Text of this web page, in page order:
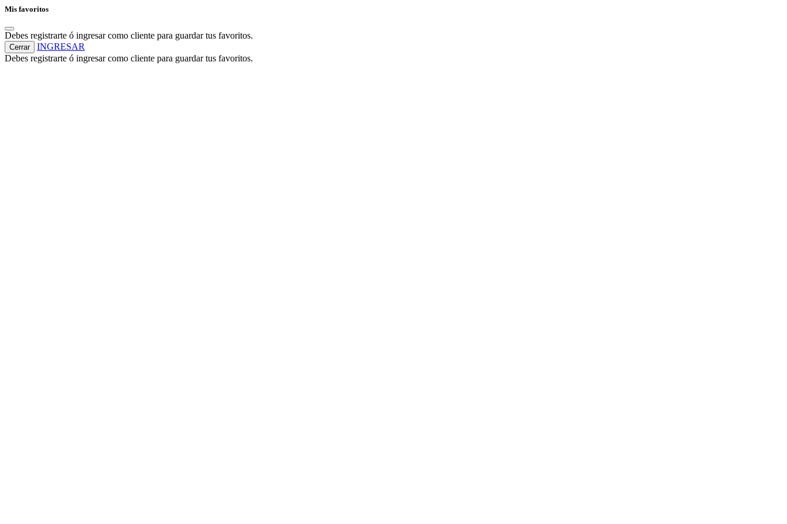
Mis favoritos
Debes registrarte ó ingresar como cliente para guardar tus favoritos.
Cerrar
INGRESAR
Debes registrarte ó ingresar como cliente para guardar tus favoritos.